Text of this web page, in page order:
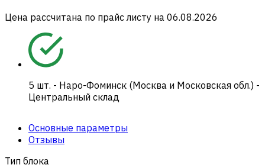
Цена рассчитана по прайс листу на 06.08.2026
5 шт. - Наро-Фоминск (Москва и Московская обл.) -
Центральный склад
Основные параметры
Отзывы
Тип блока